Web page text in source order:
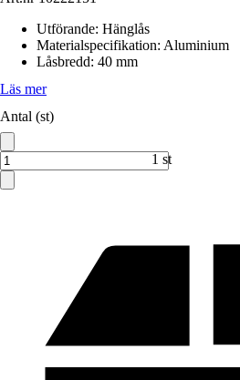
Utförande: Hänglås
Materialspecifikation: Aluminium
Låsbredd: 40 mm
Läs mer
Antal (st)
1 st